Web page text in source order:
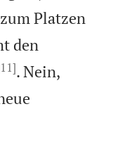
Platzen
den
. Nein,